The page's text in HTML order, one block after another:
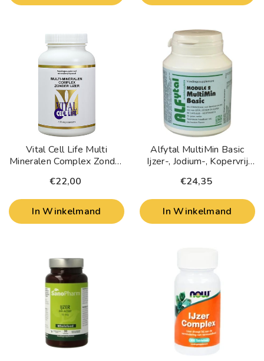
Vital Cell Life Multi
Mineralen Complex Zonder
€22,00
In Winkelmand
Alfytal MultiMin Basic
Ijzer-, Jodium-, Kopervrij
€24,35
In Winkelmand